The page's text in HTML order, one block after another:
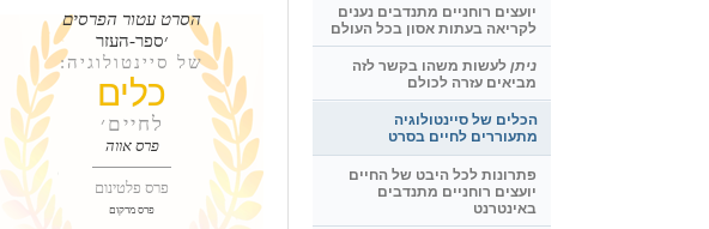
הסרט עטור הפרסים
׳ספר-העזר
של סיינטולוגיה:
כלים
לחיים׳
פרס אווה
פרס פלטינום
פרס מרקום
יועצים רוחניים מתנדבים נענים
לקריאה בעתות אסון בכל העולם
ניתן לעשות משהו בקשר לזה
מביאים עזרה לכולם
הכלים של סיינטולוגיה
מתעוררים לחיים בסרט
פתרונות לכל היבט של החיים
יועצים רוחניים מתנדבים
באינטרנט